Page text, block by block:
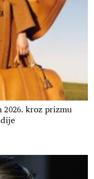
kroz prizmu